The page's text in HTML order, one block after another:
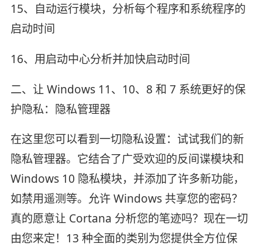
15、自动运行模块，分析每个程序和系统程序的
启动时间
16、用启动中心分析并加快启动时间
二、让 Windows 11、10、8 和 7 系统更好的保
护隐私：隐私管理器
在这里您可以看到一切隐私设置：试试我们的新
隐私管理器。它结合了广受欢迎的反间谍模块和
Windows 10 隐私模块，并添加了许多新功能，
如禁用遥测等。允许 Windows 共享您的密码？
真的愿意让 Cortana 分析您的笔迹吗？现在一切
由您来定！13 种全面的类别为您提供全方位保